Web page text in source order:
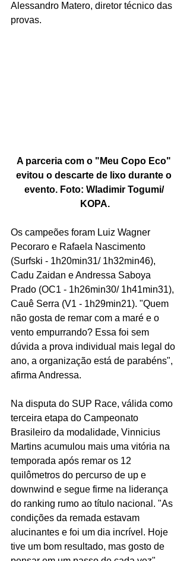
Alessandro Matero, diretor técnico das
provas.
A parceria com o "Meu Copo Eco"
evitou o descarte de lixo durante o
evento. Foto: Wladimir Togumi/
KOPA.
Os campeões foram Luiz Wagner
Pecoraro e Rafaela Nascimento
(Surfski - 1h20min31/ 1h32min46),
Cadu Zaidan e Andressa Saboya
Prado (OC1 - 1h26min30/ 1h41min31),
Cauê Serra (V1 - 1h29min21). "Quem
não gosta de remar com a maré e o
vento empurrando? Essa foi sem
dúvida a prova individual mais legal do
ano, a organização está de parabéns",
afirma Andressa.
Na disputa do SUP Race, válida como
terceira etapa do Campeonato
Brasileiro da modalidade, Vinnicius
Martins acumulou mais uma vitória na
temporada após remar os 12
quilômetros do percurso de up e
downwind e segue firme na liderança
do ranking rumo ao título nacional. "As
condições da remada estavam
alucinantes e foi um dia incrível. Hoje
tive um bom resultado, mas gosto de